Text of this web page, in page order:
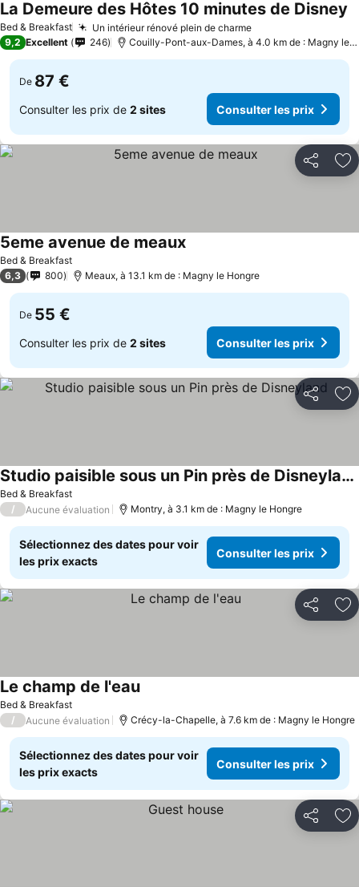
Bed & Breakfast Un intérieur rénové plein de charme
La Demeure des Hôtes 10 minutes de Disney
9,2 Excellent 246 Couilly-Pont-aux-Dames, à 4.0 km de : Magny le Hongre
De 87 €
Consulter les prix de 2 sites Consulter les prix
Partager
Bed & Breakfast
5eme avenue de meaux
6,3 800 Meaux, à 13.1 km de : Magny le Hongre
De 55 €
Consulter les prix de 2 sites Consulter les prix
Partager
Bed & Breakfast
Studio paisible sous un Pin près de Disneyland
/ Aucune évaluation Montry, à 3.1 km de : Magny le Hongre
Sélectionnez des dates pour voir
les prix exacts
Consulter les prix
Partager
Bed & Breakfast
Le champ de l'eau
/ Aucune évaluation Crécy-la-Chapelle, à 7.6 km de : Magny le Hongre
Sélectionnez des dates pour voir
les prix exacts
Consulter les prix
Partager